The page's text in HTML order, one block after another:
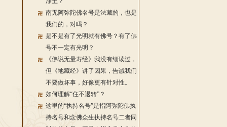
南无阿弥陀佛名号是法藏的，也是
我们的，对吗？
是不是有了光明就有佛号？有了佛
号不一定有光明？
《佛说无量寿经》我没有细读过，
但《地藏经》讲了因果，告诫我们
不要做坏事，好像更有针对性。
如何理解“住不退转”？
这里的“执持名号”是指阿弥陀佛执
持名号和念佛众生执持名号二者同